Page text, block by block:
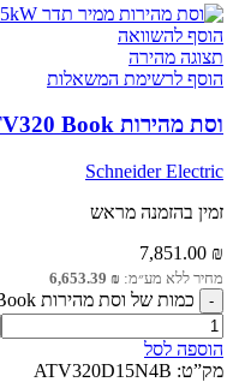
הוסף להשוואה
תצוגה מהירה
הוסף לרשימת המשאלות
וסת מהירות 15kW ATV320 Book
Schneider Electric
זמין בהזמנה מראש
7,851.00 ₪
מחיר ללא מע״מ: 6,653.39 ₪
כמות של וסת מהירות 15kW ATV320 Book
הוספה לסל
מק”ט: ATV320D15N4B